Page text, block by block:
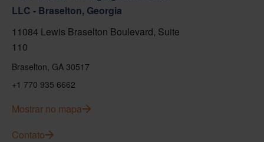
LLC - Braselton, Georgia
11084 Lewis Braselton Boulevard, Suite
110
Braselton, GA 30517
+1 770 935 6662
Mostrar no mapa
Contato